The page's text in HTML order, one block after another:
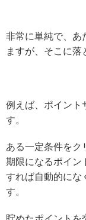
非常に単純で、あ
ますが、そこに落
例えば、ポイント
す。
ある一定条件をク
期限になるポイン
すれば自動的にな
す。